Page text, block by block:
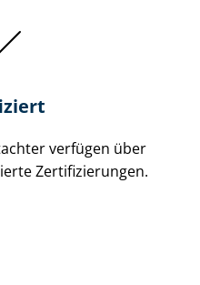
verfügen über
Zer­ti­fi­zie­run­gen.